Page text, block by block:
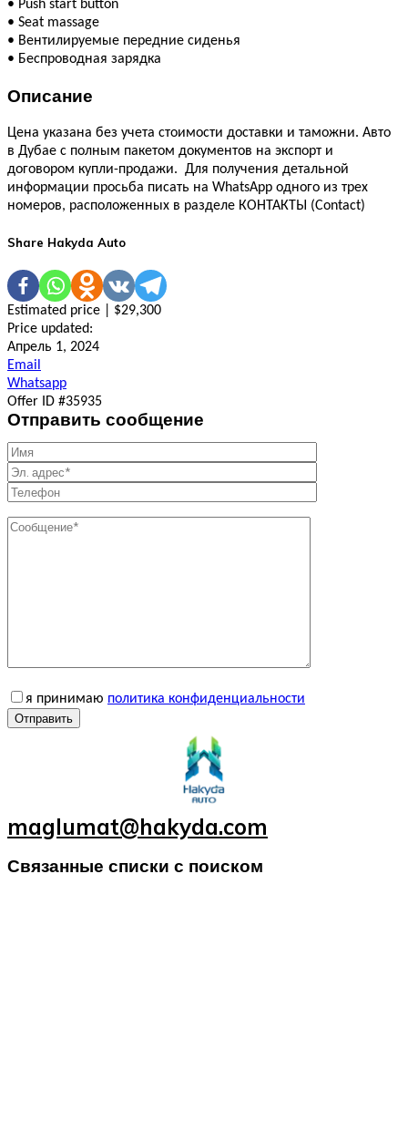
• Push start button
• Seat massage
• Вентилируемые передние сиденья
• Беспроводная зарядка
Описание
Цена указана без учета стоимости доставки и таможни. Авто
в Дубае с полным пакетом документов на экспорт и
договором купли-продажи. Для получения детальной
информации просьба писать на WhatsApp одного из трех
номеров, расположенных в разделе КОНТАКТЫ (Contact)
Share Hakyda Auto
Estimated price | $29,300
Price updated:
Апрель 1, 2024
Email
Whatsapp
Offer ID #35935
Отправить сообщение
я принимаю политика конфиденциальности
Отправить
maglumat@hakyda.com
Связанные списки с поиском